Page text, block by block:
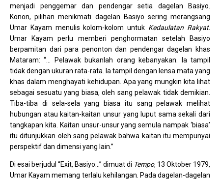
menjadi penggemar dan pendengar setia dagelan Basiyo.
Konon, pilihan menikmati dagelan Basiyo sering merangsang
Umar Kayam menulis kolom-kolom untuk Kedaulatan Rakyat.
Umar Kayam perlu memberi penghormatan setelah Basiyo
berpamitan dari para penonton dan pendengar dagelan khas
Mataram: “… Pelawak bukanlah orang kebanyakan. Ia tampil
tidak dengan ukuran rata-rata. Ia tampil dengan lensa mata yang
khas dalam menghayati kehidupan. Apa yang mungkin kita lihat
sebagai sesuatu yang biasa, oleh sang pelawak tidak demikian.
Tiba-tiba di sela-sela yang biasa itu sang pelawak melihat
hubungan atau kaitan-kaitan unsur yang luput sama sekali dari
tangkapan kita. Kaitan unsur-unsur yang semula nampak ‘biasa’
itu ditunjukkan oleh sang pelawak bahwa kaitan itu mempunyai
perspektif dan dimensi yang lain.”
Di esai berjudul “Exit, Basiyo…” dimuat di Tempo, 13 Oktober 1979,
Umar Kayam memang terlalu kehilangan. Pada dagelan-dagelan